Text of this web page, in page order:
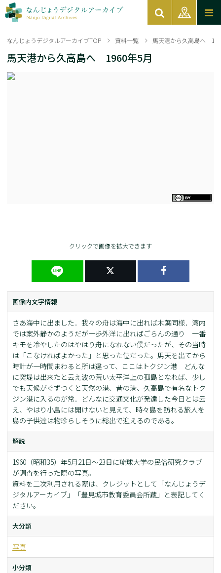
なんじょうデジタルアーカイブTOP 資料一覧 馬天港から久高島へ
馬天港から久高島へ 1960年5月
クリックで画像を拡大できます
画像内文字情報
さあ海中に出ました．我々の舟は海中に出れば木葉同様．湾内
では案外静かのようだが一歩外洋に出ればごらんの通り 一番
キモを冷やしたのはやはり舟になれない僕だったが、その当時
は「こなければよかった」と思った位だった。馬天を出てから
時計が一時間まわると所は違って、ここはトクジン港 どんな
に突堤は出来たと云え波の荒い太平洋上の孤島となれば、少し
でも天候がぐずつくと天然の港、昔の港、久高島で有名なトク
ジン港に入るのが常．どんなに交通文化が発達した今日とは云
え、やはり小島には開けないと見えて、時々島を訪れる旅人を
島の子供達は物珍らしそうに総出で迎えるのである。
解説
1960（昭和35）年5月21日〜23日に琉球大学の民俗研究クラブ
が調査を行った際の写真。
資料を二次利用される際は、クレジットとして「なんじょうデ
ジタルアーカイブ」「豊見城市教育委員会所蔵」と表記してく
ださい。
大分類
写真
小分類